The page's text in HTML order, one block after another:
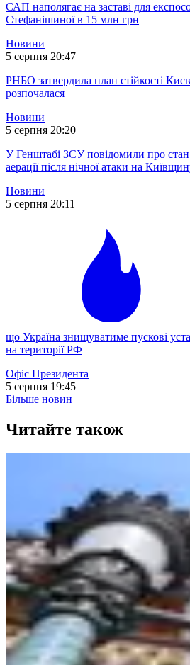
САП наполягає на заставі для
Стефанішиної в 15 млн грн
Новини
5 серпня 20:47
РНБО затвердила план стійкості
розпочалася
Новини
5 серпня 20:20
У Генштабі ЗСУ повідомили про стан
аерації після нічної атаки на
Новини
5 серпня 20:11
що Україна знищуватиме пускові
на території РФ
Офіс Президента
5 серпня 19:45
Більше новин
Читайте також